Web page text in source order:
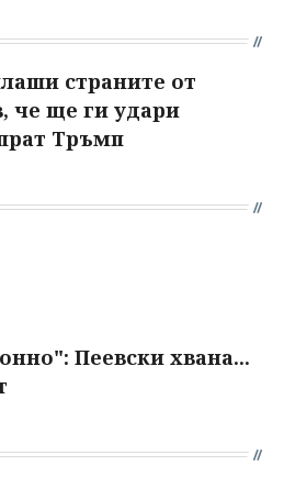
страните от
че ще ги удари
Тръмп
Пеевски хвана...